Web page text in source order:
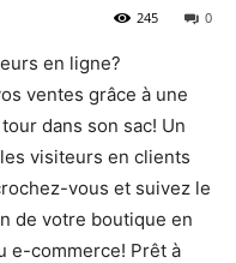
0
245
en ligne?
ventes grâce à une
dans son sac! Un
visiteurs en clients
vous et suivez le
de votre boutique en
e-commerce! Prêt à